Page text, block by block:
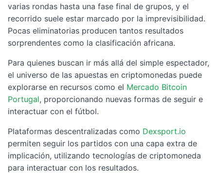
varias rondas hasta una fase final de grupos, y el
recorrido suele estar marcado por la imprevisibilidad.
Pocas eliminatorias producen tantos resultados
sorprendentes como la clasificación africana.
Para quienes buscan ir más allá del simple espectador,
el universo de las apuestas en criptomonedas puede
explorarse en recursos como el Mercado Bitcoin
Portugal, proporcionando nuevas formas de seguir e
interactuar con el fútbol.
Plataformas descentralizadas como Dexsport.io
permiten seguir los partidos con una capa extra de
implicación, utilizando tecnologías de criptomoneda
para interactuar con los resultados.